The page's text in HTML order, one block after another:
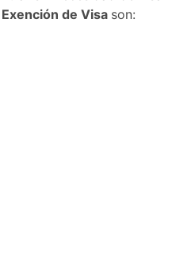
de Visa son: